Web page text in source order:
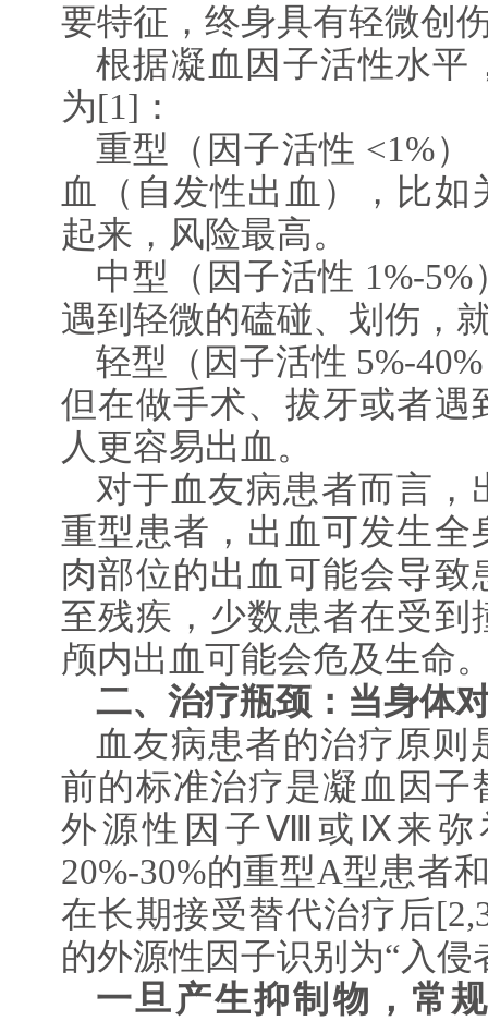
要特征，终身具有轻微创
根据凝血因子活性水平
为[1]：
重型（因子活性 <1%
血（自发性出血），比
起来，风险最高。
中型（因子活性 1%-
遇到轻微的磕碰、划伤，
轻型（因子活性 5%-
但在做手术、拔牙或者遇
人更容易出血。
对于血友病患者而言，
重型患者，出血可发生全
肉部位的出血可能会导致
至残疾，少数患者在受到
颅内出血可能会危及生命
二、治疗瓶颈：当身体
血友病患者的治疗原则
前的标准治疗是凝血因
外源性因子Ⅷ或Ⅸ来弥
20%-30%的重型A型患者
在长期接受替代治疗后
的外源性因子识别为“入侵
一旦产生抑制物，常